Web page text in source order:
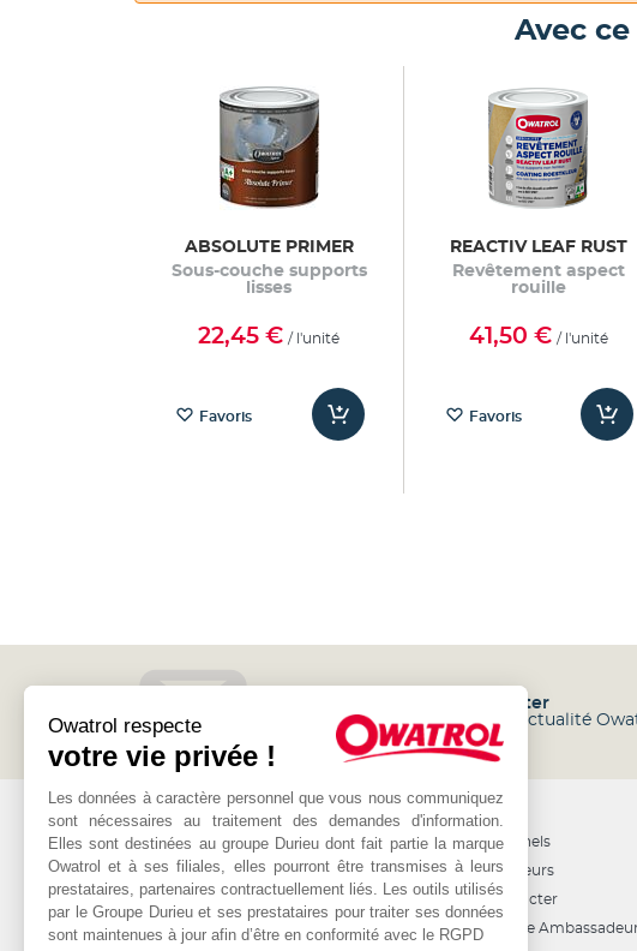
Owatrol respecte
votre vie privée !
Les données à caractère personnel que vous nous communiquez
sont nécessaires au traitement des demandes d'information.
Elles sont destinées au groupe Durieu dont fait partie la marque
Owatrol et à ses filiales, elles pourront être transmises à leurs
prestataires, partenaires contractuellement liés. Les outils utilisés
par le Groupe Durieu et ses prestataires pour traiter ses données
sont maintenues à jour afin d’être en conformité avec le RGPD
Avec
ABSOLUTE PRIMER
Sous-couche supports
lisses
22,45 € / l'unité
Favoris
REACTIV LEAF RUST
Revêtement aspect
rouille
41,50 € / l'unité
Favoris
newsletter
et recevez les promotions et l'actualité
OWATROL
Produits
Projets
Matériaux
AUTRE
Professionnels
Les revendeurs
Nous contacter
Programme